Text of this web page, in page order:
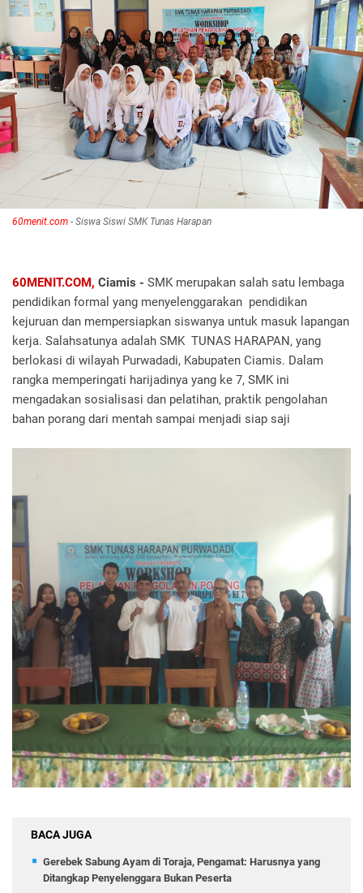
60menit.com - Siswa Siswi SMK Tunas Harapan
60MENIT.COM, Ciamis - SMK merupakan salah satu lembaga
pendidikan formal yang menyelenggarakan pendidikan
kejuruan dan mempersiapkan siswanya untuk masuk lapangan
kerja. Salahsatunya adalah SMK TUNAS HARAPAN, yang
berlokasi di wilayah Purwadadi, Kabupaten Ciamis. Dalam
rangka memperingati harijadinya yang ke 7, SMK ini
mengadakan sosialisasi dan pelatihan, praktik pengolahan
bahan porang dari mentah sampai menjadi siap saji
BACA JUGA
Gerebek Sabung Ayam di Toraja, Pengamat: Harusnya yang
Ditangkap Penyelenggara Bukan Peserta